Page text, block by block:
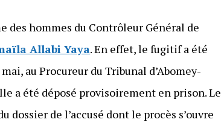
des hommes du Contrôleur Général de
Allabi Yaya. En effet, le fugitif a été
au Procureur du Tribunal d’Abomey-
a été déposé provisoirement en prison. Le
de l’accusé dont le procès s’ouvre